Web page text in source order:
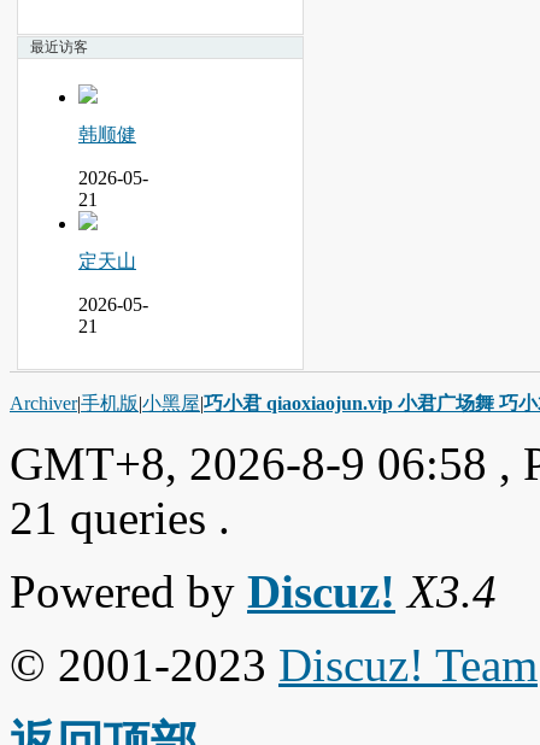
最近访客
韩顺健
2026-05-
21
定天山
2026-05-
21
Archiver|手机版|小黑屋|巧小君 qiaoxiaojun.vip 小君广场舞 巧
GMT+8, 2026-8-9 06:58 ,
21 queries .
Powered by Discuz! X3.4
© 2001-2023 Discuz! Team